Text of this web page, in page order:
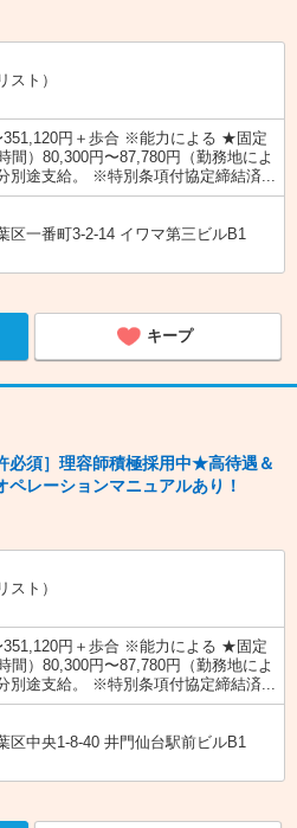
スト）
351,120円＋歩合 ※能力による ★固定
間）80,300円〜87,780円（勤務地によ
別途支給。 ※特別条項付協定締結済...
区一番町3-2-14 イワマ第三ビルB1
キープ
必須］理容師積極採用中★高待遇＆
ペレーションマニュアルあり！
スト）
351,120円＋歩合 ※能力による ★固定
間）80,300円〜87,780円（勤務地によ
別途支給。 ※特別条項付協定締結済...
区中央1-8-40 井門仙台駅前ビルB1